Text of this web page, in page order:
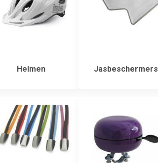
Helmen Jasbeschermers